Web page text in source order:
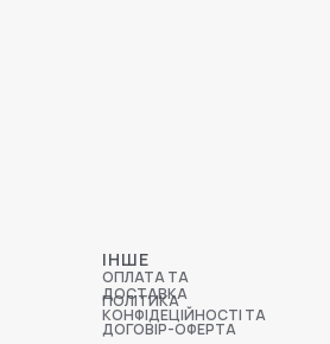
ОПЛАТА ТА
ДОСТАВКА
ПОЛІТИКА
КОНФІДЕЦІЙНОСТІ ТА
ДОГОВІР-ОФЕРТА
ІНШЕ